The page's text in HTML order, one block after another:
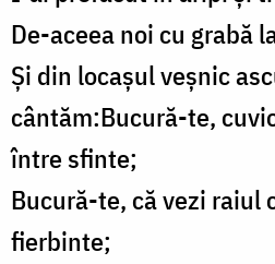
De-aceea noi cu grabă
Și din locașul veșnic
cântăm:Bucură-te,
între sfinte;
Bucură-te, că vezi raiul
fierbinte;